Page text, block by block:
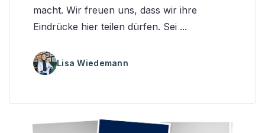
macht. Wir freuen uns, dass wir ihre
Eindrücke hier teilen dürfen. Sei ...
Lisa Wiedemann